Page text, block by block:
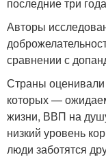
Авторы
сравнении с
Страны
которых —
жизни, ВВП на
низкий уровень
люди заботятся